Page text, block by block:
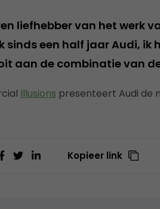
liefhebber van het werk
sinds een half jaar Audi, ik
aan de combinatie van
Illusions presenteert Audi de
Kopieer link